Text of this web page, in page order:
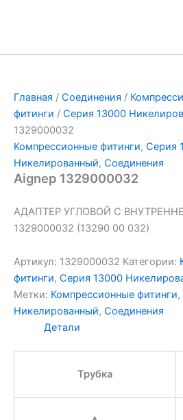
Главная / Соединения /
фитинги / Серия 13000
1329000032
Компрессионные фитинги, Серия
Никелированный, Соединения
Aignep 1329000032
АДАПТЕР УГЛОВОЙ С
1329000032 (13290 00 032)
Артикул: 1329000032 Категории:
фитинги, Серия 13000
Метки: Компрессионные фитинги,
Никелированный, Соединения
Детали
Трубка